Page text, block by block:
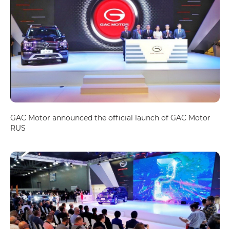
GAC Motor announced the official launch of GAC Motor
RUS